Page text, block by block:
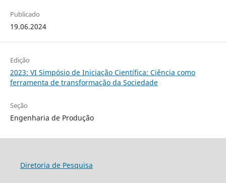
Publicado
19.06.2024
Edição
2023: VI Simpósio de Iniciação Científica: Ciência como
ferramenta de transformação da Sociedade
Seção
Engenharia de Produção
Diretoria de Pesquisa